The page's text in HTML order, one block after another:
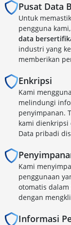
Pusat Data
Untuk
pengguna
data
industri yang
memberikan
Enkripsi
Kami
melindungi
penyimpanan.
kami dienkripsi
Data pribadi
Kami
penggunaan
otomatis
dengan
Informasi